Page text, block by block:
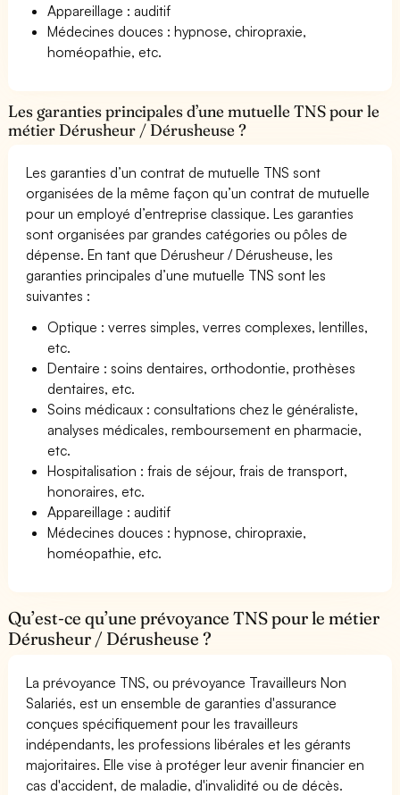
Appareillage : auditif
Médecines douces : hypnose, chiropraxie,
homéopathie, etc.
Les garanties principales d’une mutuelle TNS pour le
métier Dérusheur / Dérusheuse ?
Les garanties d’un contrat de mutuelle TNS sont
organisées de la même façon qu’un contrat de mutuelle
pour un employé d’entreprise classique. Les garanties
sont organisées par grandes catégories ou pôles de
dépense. En tant que Dérusheur / Dérusheuse, les
garanties principales d’une mutuelle TNS sont les
suivantes :
Optique : verres simples, verres complexes, lentilles,
etc.
Dentaire : soins dentaires, orthodontie, prothèses
dentaires, etc.
Soins médicaux : consultations chez le généraliste,
analyses médicales, remboursement en pharmacie,
etc.
Hospitalisation : frais de séjour, frais de transport,
honoraires, etc.
Appareillage : auditif
Médecines douces : hypnose, chiropraxie,
homéopathie, etc.
Qu’est-ce qu’une prévoyance TNS pour le métier
Dérusheur / Dérusheuse ?
La prévoyance TNS, ou prévoyance Travailleurs Non
Salariés, est un ensemble de garanties d'assurance
conçues spécifiquement pour les travailleurs
indépendants, les professions libérales et les gérants
majoritaires. Elle vise à protéger leur avenir financier en
cas d'accident, de maladie, d'invalidité ou de décès.